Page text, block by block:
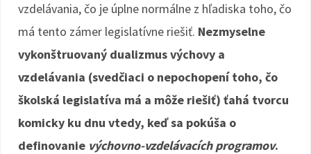
vzdelávania, čo je úplne normálne z hľadiska toho, čo
má tento zámer legislatívne riešiť. Nezmyselne
vykonštruovaný dualizmus výchovy a
vzdelávania (svedčiaci o nepochopení toho, čo
školská legislatíva má a môže riešiť) ťahá tvorcu
komicky ku dnu vtedy, keď sa pokúša o
definovanie výchovno-vzdelávacích programov.